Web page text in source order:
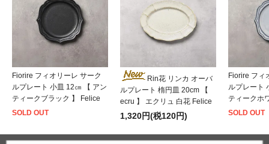
Fiorire フィオリーレ サーク
ルプレート 小皿 12㎝ 【 アン
ティークブラック 】 Felice
SOLD OUT
Rin花 リンカ オーバ
ルプレート 楕円皿 20cm 【
ecru 】 エクリュ 白花 Felice
1,320円(税120円)
Fiorire フィ
ルプレート
ティークホ
SOLD OUT